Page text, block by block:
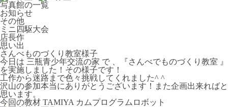
写真館の一覧
お知らせ
その他
ミニ四駆大会
店長作
思い出
さんべものづくり教室様子
今日は 三瓶青少年交流の家 で 、『さんべでものづくり教室 』
を実施しました！その様子です！
工作から迷路まで色々挑戦してくれました^ ^
沢山の参加本当にありがとうございます！また企画出来ればと
思います。
今回の教材 TAMIYA カムプログラムロボット